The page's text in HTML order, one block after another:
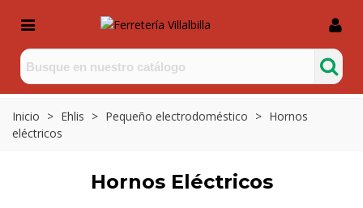
Inicio > Ehlis > Pequeño electrodoméstico > Hornos
eléctricos
Hornos Eléctricos